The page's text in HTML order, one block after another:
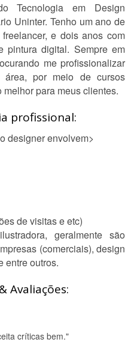
Tecnologia em Design
Uninter. Tenho um ano de
e dois anos com
pintura digital. Sempre em
me profissionalizar
por meio de cursos
para meus clientes.
profissional:
designer envolvem>
de visitas e etc)
geralmente são
(comerciais), design
entre outros.
Avaliações:
críticas bem."